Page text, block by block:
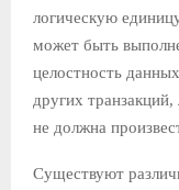
логическую
может быть
целостность
других
не должна
Существуют